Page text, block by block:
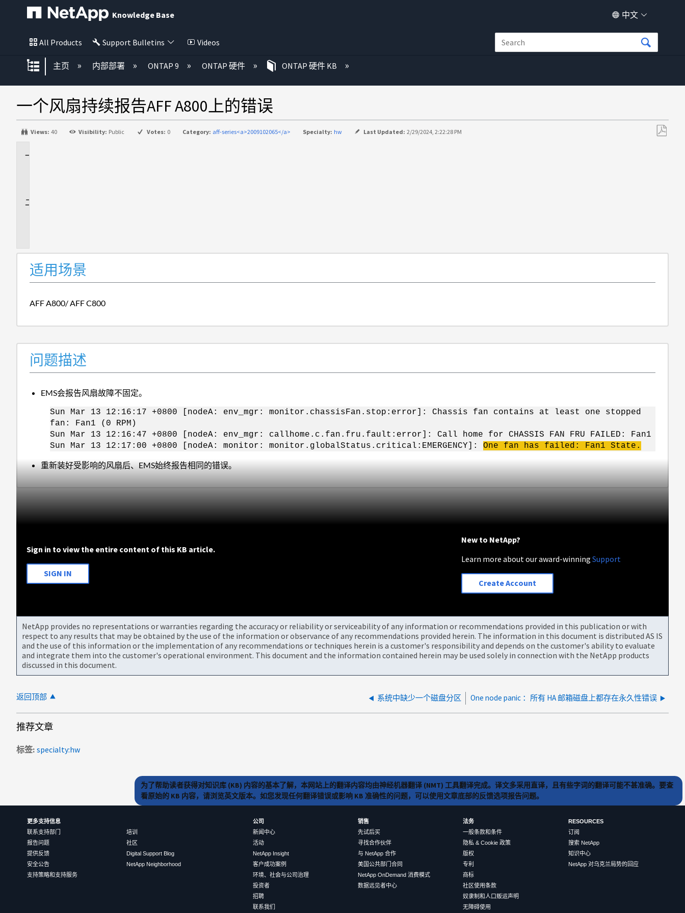
Knowledge Base 中文
All Products Support Bulletins Videos
扩展/隐缩全局层次
主页 内部部署 ONTAP 9 ONTAP 硬件 ONTAP 硬件 KB
一个风扇持续报告AFF A800上的错误
Views: 40 Visibility: Public Votes: 0 Category: aff-series<a>2009102065</a> Specialty: hw Last Updated: 2/29/2024, 2:22:28 PM
适用场景
AFF A800/ AFF C800
问题描述
EMS会报告风扇故障不固定。
Sun Mar 13 12:16:17 +0800 [nodeA: env_mgr: monitor.chassisFan.stop:error]: Chassis fan contains at least one stopped
fan: Fan1 (0 RPM)
Sun Mar 13 12:16:47 +0800 [nodeA: env_mgr: callhome.c.fan.fru.fault:error]: Call home for CHASSIS FAN FRU FAILED: Fan1
Sun Mar 13 12:17:00 +0800 [nodeA: monitor: monitor.globalStatus.critical:EMERGENCY]: One fan has failed: Fan1 State.
重新装好受影响的风扇后、EMS始终报告相同的错误。
Sign in to view the entire content of this KB article.
SIGN IN
New to NetApp?
Learn more about our award-winningSupport
Create Account
NetApp provides no representations or warranties regarding the accuracy or reliability or serviceability of any information or recommendations provided in this publication or with
respect to any results that may be obtained by the use of the information or observance of any recommendations provided herein. The information in this document is distributed AS IS
and the use of this information or the implementation of any recommendations or techniques herein is a customer's responsibility and depends on the customer's ability to evaluate
and integrate them into the customer's operational environment. This document and the information contained herein may be used solely in connection with the NetApp products
discussed in this document.
返回顶部 系统中缺少一个磁盘分区 One node panic ：所有 HA 邮箱磁盘上都存在永久性错误
推荐文章
标签 specialty:hw
为了帮助读者获得对知识库 (KB) 内容的基本了解，本网站上的翻译内容均由神经机器翻译 (NMT) 工具翻译完成。译文多采用直译，且有些字词的翻译可能不甚准确。要查
看原始的 KB 内容，请浏览英文版本。如您发现任何翻译错误或影响 KB 准确性的问题，可以使用文章底部的反馈选项报告问题。
更多支持信息
联系支持部门
报告问题
提供反馈
安全公告
支持策略和支持服务
培训
社区
Digital Support Blog
NetApp Neighborhood
公司
新闻中心
活动
NetApp Insight
客户成功案例
环境、社会与公司治理
投资者
招聘
联系我们
销售
先试后买
寻找合作伙伴
与 NetApp 合作
美国公共部门合同
NetApp OnDemand 消费模式
数据远见者中心
法务
一般条款和条件
隐私 & Cookie 政策
版权
专利
商标
社区使用条款
奴隶制和人口贩运声明
无障碍使用
RESOURCES
订阅
搜索 NetApp
知识中心
NetApp 对乌克兰局势的回应